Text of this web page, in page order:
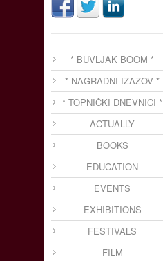
* BUVLJAK BOOM *
* NAGRADNI IZAZOV *
* TOPNIČKI DNEVNICI *
ACTUALLY
BOOKS
EDUCATION
EVENTS
EXHIBITIONS
FESTIVALS
FILM